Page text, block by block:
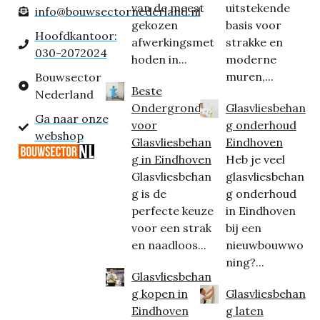
info@bouwsectornederland.nl
Hoofdkantoor:
030-2072024
Bouwsector
Nederland
Ga naar onze
webshop
van de meest
gekozen
afwerkingsmet
hoden in...
Beste
Ondergrond
voor
Glasvliesbehan
g in Eindhoven
Glasvliesbehan
g is de
perfecte keuze
voor een strak
en naadloos...
Glasvliesbehan
g kopen in
Eindhoven
uitstekende
basis voor
strakke en
moderne
muren,...
Glasvliesbehan
g onderhoud
Eindhoven
Heb je veel
glasvliesbehan
g onderhoud
in Eindhoven
bij een
nieuwbouwwo
ning?...
Glasvliesbehan
g laten